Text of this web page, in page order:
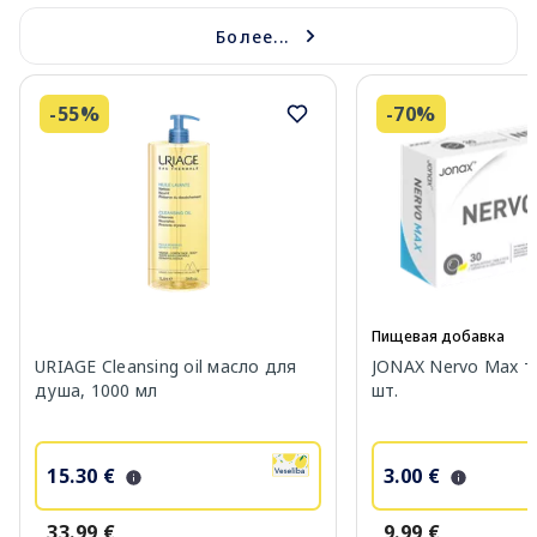
Более...
-55%
URIAGE Cleansing oil масло для
душа, 1000 мл
15.30 €
-70%
Пищевая добавка
JONAX Nervo Max
шт.
3.00 €